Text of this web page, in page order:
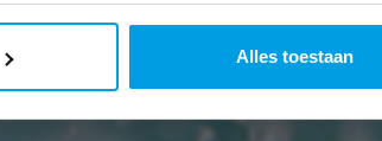
Alles toestaan